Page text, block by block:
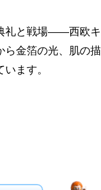
礼と戦場――西欧キ
ら金箔の光、肌の描
ます。